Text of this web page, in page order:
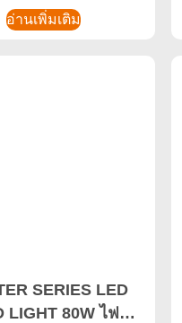
ท่วมไฟ LED กันน้ํา
อ่านเพิ่มเติม
SERIES LED
LIGHT 80W ไฟน้ํา